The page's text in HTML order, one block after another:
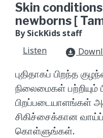
Skin
newborns [
By SickKids staff
Listen
download_for_offline
புதிதாகப் பிறந்த
நிலைமைகள்
பிறப்படையாளங்கள்
சிகிச்சைக்கான
கொள்ளுங்கள்.